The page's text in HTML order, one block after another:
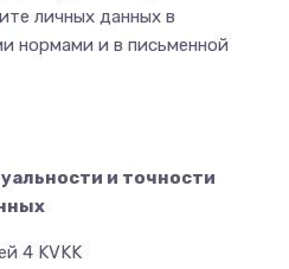
личных данных в
нормами и в письменной
и точности
4 KVKK